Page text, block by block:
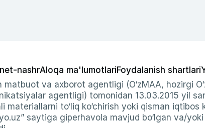
nashrAloqa ma'lumotlariFoydalanish shartlari
matbuot va axborot agentligi (O‘zMAA, hozirgi
agentligi) tomonidan 13.03.2015 yil
materiallarni to‘liq ko‘chirish yoki qisman
saytiga giperhavola mavjud bo‘lgan va/